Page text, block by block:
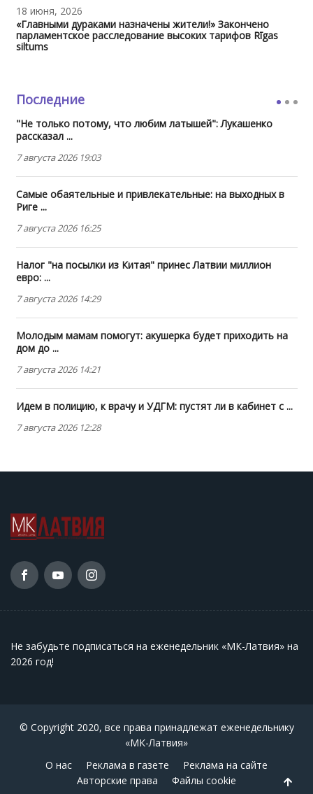
18 июня, 2026
«Главными дураками назначены жители!» Закончено
парламентское расследование высоких тарифов Rīgas
siltums
Последние
"Не только потому, что любим латышей": Лукашенко
рассказал ...
7 августа 2026 19:03
Самые обаятельные и привлекательные: на выходных в
Риге ...
7 августа 2026 16:25
Налог "на посылки из Китая" принес Латвии миллион
евро: ...
7 августа 2026 14:29
Молодым мамам помогут: акушерка будет приходить на
дом до ...
7 августа 2026 14:21
Идем в полицию, к врачу и УДГМ: пустят ли в кабинет с ...
7 августа 2026 12:28
Не забудьте подписаться на еженедельник «МК-Латвия» на
2026 год!
© Copyright 2020, все права принадлежат еженедельнику
«МК-Латвия»
О нас
Реклама в газете
Реклама на сайте
Авторские права
Файлы cookie